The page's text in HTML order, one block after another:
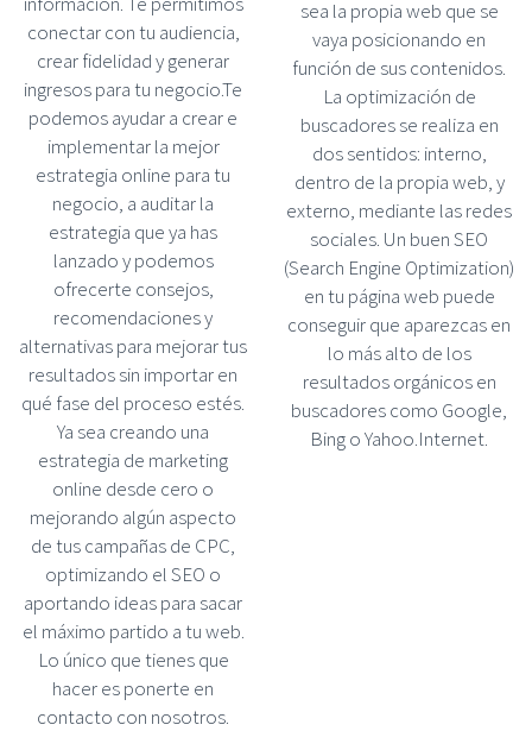
conectar con tu audiencia,
crear fidelidad y generar
ingresos para tu negocio.Te
podemos ayudar a crear e
implementar la mejor
estrategia online para tu
negocio, a auditar la
estrategia que ya has
lanzado y podemos
ofrecerte consejos,
recomendaciones y
alternativas para mejorar tus
resultados sin importar en
qué fase del proceso estés.
Ya sea creando una
estrategia de marketing
online desde cero o
mejorando algún aspecto
de tus campañas de CPC,
optimizando el SEO o
aportando ideas para sacar
el máximo partido a tu web.
Lo único que tienes que
hacer es ponerte en
contacto con nosotros.
sea la propia web que se
vaya posicionando en
función de sus contenidos.
La optimización de
buscadores se realiza en
dos sentidos: interno,
dentro de la propia web, y
externo, mediante las redes
sociales. Un buen SEO
(Search Engine Optimization)
en tu página web puede
conseguir que aparezcas en
lo más alto de los
resultados orgánicos en
buscadores como Google,
Bing o Yahoo.Internet.